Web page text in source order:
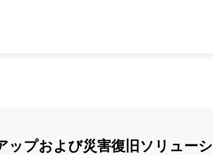
。規制ごとに要件が異なり、従来のソリュー
プおよび災害復旧ソリュー